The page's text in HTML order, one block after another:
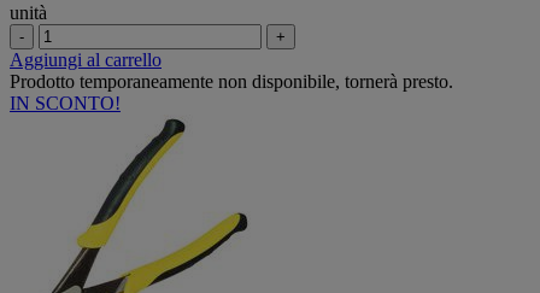
unità
- +
Aggiungi al carrello
Prodotto temporaneamente non disponibile, tornerà presto.
IN SCONTO!